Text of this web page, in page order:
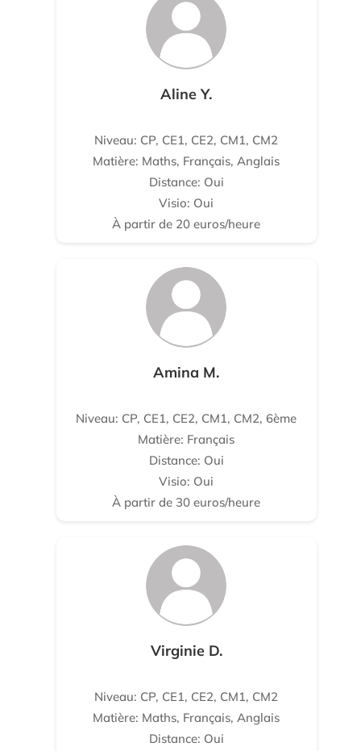
Aline Y.
Niveau: CP, CE1, CE2, CM1, CM2
Matière: Maths, Français, Anglais
Distance: Oui
Visio: Oui
À partir de 20 euros/heure
Amina M.
Niveau: CP, CE1, CE2, CM1, CM2, 6ème
Matière: Français
Distance: Oui
Visio: Oui
À partir de 30 euros/heure
Virginie D.
Niveau: CP, CE1, CE2, CM1, CM2
Matière: Maths, Français, Anglais
Distance: Oui